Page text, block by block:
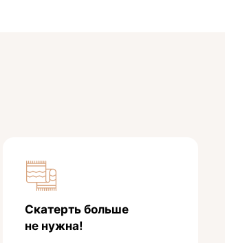
Скатерть больше
не нужна!